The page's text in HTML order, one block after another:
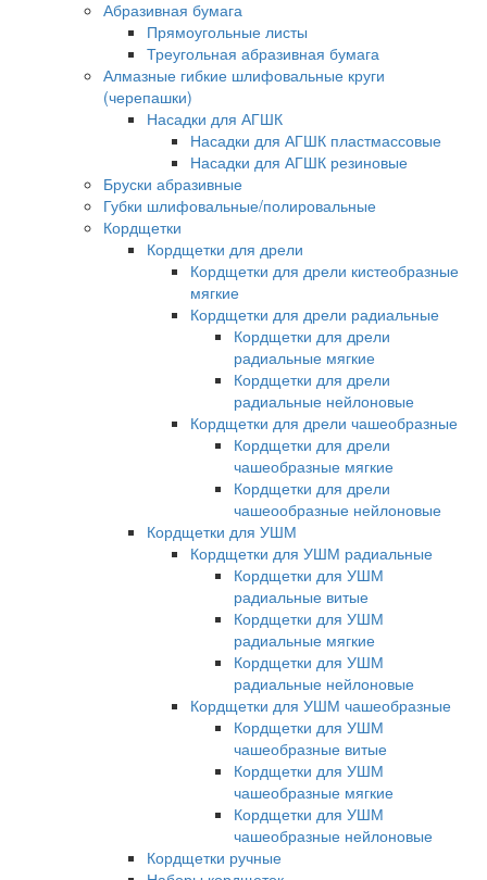
Абразивная бумага
Прямоугольные листы
Треугольная абразивная бумага
Алмазные гибкие шлифовальные круги
(черепашки)
Насадки для АГШК
Насадки для АГШК пластмассовые
Насадки для АГШК резиновые
Бруски абразивные
Губки шлифовальные/полировальные
Кордщетки
Кордщетки для дрели
Кордщетки для дрели кистеобразные
мягкие
Кордщетки для дрели радиальные
Кордщетки для дрели
радиальные мягкие
Кордщетки для дрели
радиальные нейлоновые
Кордщетки для дрели чашеобразные
Кордщетки для дрели
чашеобразные мягкие
Кордщетки для дрели
чашеообразные нейлоновые
Кордщетки для УШМ
Кордщетки для УШМ радиальные
Кордщетки для УШМ
радиальные витые
Кордщетки для УШМ
радиальные мягкие
Кордщетки для УШМ
радиальные нейлоновые
Кордщетки для УШМ чашеобразные
Кордщетки для УШМ
чашеобразные витые
Кордщетки для УШМ
чашеобразные мягкие
Кордщетки для УШМ
чашеобразные нейлоновые
Кордщетки ручные